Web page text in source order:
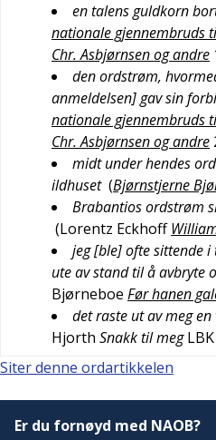
en talens guldkorn
nationale gjennembruds
Chr. Asbjørnsen og andre
den ordstrøm,
anmeldelsen] gav sin
nationale gjennembruds
Chr. Asbjørnsen og andre
midt under hendes
ildhuset (Bjørnstjerne
Brabantios ordstrøm
(Lorentz Eckhoff
jeg [ble] ofte sittende
ute av stand til å avbryte
Bjørneboe Før hanen
det raste ut av meg
Hjorth Snakk til meg LBK
Siter denne ordartikkelen
Er du fornøyd med NAOB?